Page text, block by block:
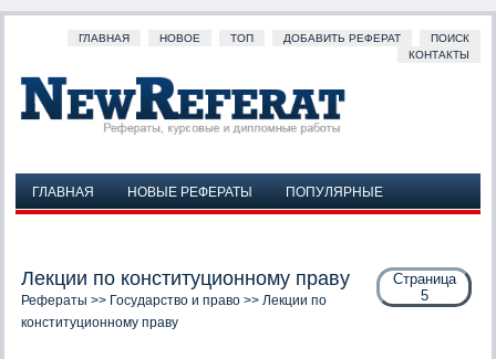
ГЛАВНАЯ НОВОЕ ТОП ДОБАВИТЬ РЕФЕРАТ
ПОИСК
КОНТАКТЫ
ГЛАВНАЯ НОВЫЕ РЕФЕРАТЫ
ПОПУЛЯРНЫЕ
Страница
5
Лекции по конституционному праву
Рефераты >> Государство и право >> Лекции по
конституционному праву